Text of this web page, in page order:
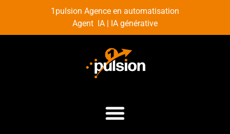
1pulsion Agence en automatisation
Agent IA | IA générative